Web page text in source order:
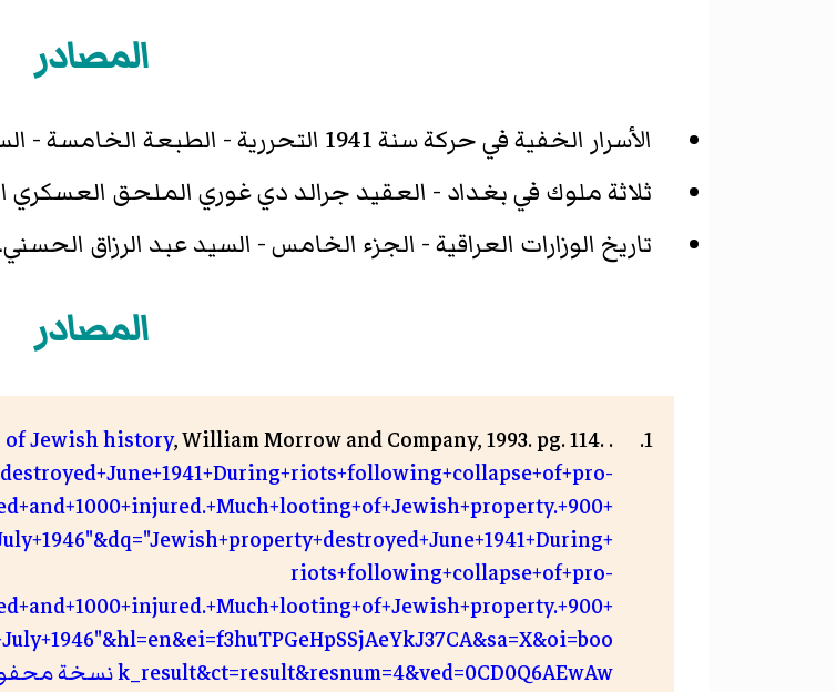
المصادر
الأسرار الخفية في حركة سنة 1941 التحررية - الطبعة الخامسة - السيد عبد الرزاق الحسني.
ثلاثة ملوك في بغداد - العقيد جرالد دي غوري الملحق العسكري
تاريخ الوزارات العراقية - الجزء الخامس - السيد عبد الرزاق الحسني.
المصادر
of Jewish history, William Morrow and Company, 1993. pg. 114. .
riots+following+collapse+of+pro-
k_result&ct=result&resnum=4&ved=0CD0Q6AEwAw نسخة محفوظة